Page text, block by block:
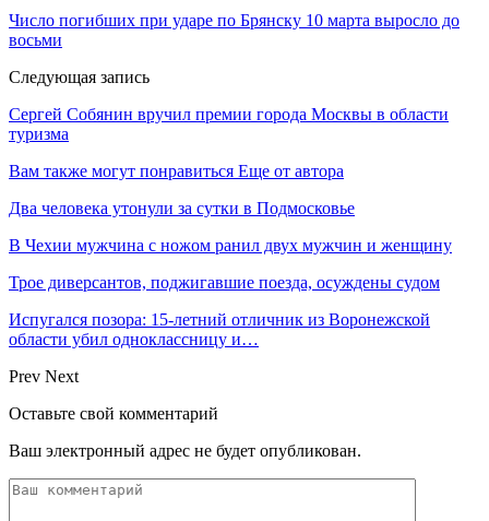
Число погибших при ударе по Брянску 10 марта выросло до
восьми
Следующая запись
Сергей Собянин вручил премии города Москвы в области
туризма
Вам также могут понравиться Еще от автора
Два человека утонули за сутки в Подмосковье
В Чехии мужчина с ножом ранил двух мужчин и женщину
Трое диверсантов, поджигавшие поезда, осуждены судом
Испугался позора: 15-летний отличник из Воронежской
области убил одноклассницу и…
Prev Next
Оставьте свой комментарий
Ваш электронный адрес не будет опубликован.